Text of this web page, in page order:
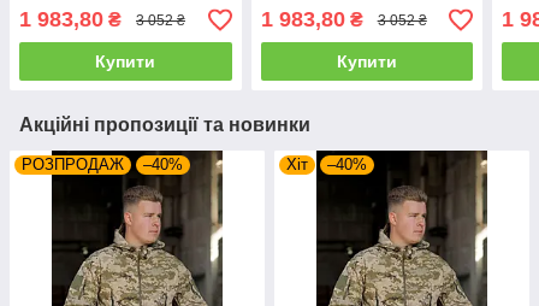
1 983,80 ₴ 3 052 ₴
Купити
1 983,80₴ 3 052 ₴
Купити
1
Акційні пропозиції та новинки
РОЗПРОДАЖ –40% Хіт –40%